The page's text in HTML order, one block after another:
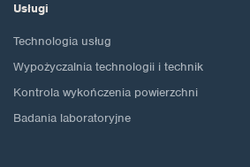
Usługi
Technologia usług
Wypożyczalnia technologii i technik
Kontrola wykończenia powierzchni
Badania laboratoryjne